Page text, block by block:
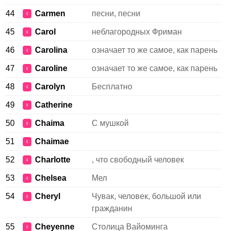
44 ♀ Carmen песни, песни
45 ♀ Carol неблагородных Фриман
46 ♀ Carolina означает то же самое, как парень
47 ♀ Caroline означает то же самое, как парень
48 ♀ Carolyn Бесплатно
49 ♀ Catherine
50 ♀ Chaima С мушкой
51 ♀ Chaimae
52 ♀ Charlotte , что свободный человек
53 ♀ Chelsea Мел
54 ♀ Cheryl
Чувак, человек, большой или
гражданин
55 ♀ Cheyenne Столица Вайоминга